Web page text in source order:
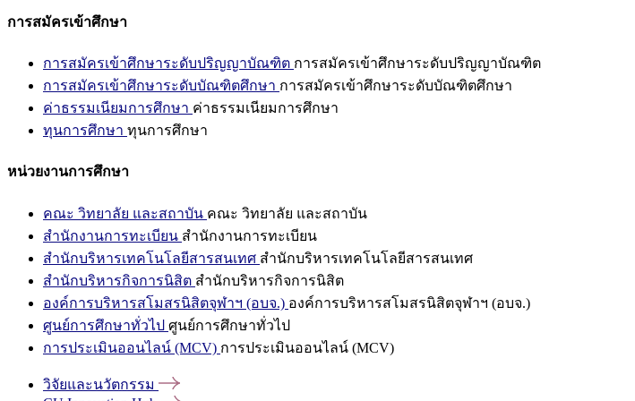
การสมัครเข้าศึกษา
การสมัครเข้าศึกษาระดับปริญญาบัณฑิต การสมัครเข้าศึกษาระดับปริญญาบัณฑิต
การสมัครเข้าศึกษาระดับบัณฑิตศึกษา การสมัครเข้าศึกษาระดับบัณฑิตศึกษา
ค่าธรรมเนียมการศึกษา ค่าธรรมเนียมการศึกษา
ทุนการศึกษา ทุนการศึกษา
หน่วยงานการศึกษา
คณะ วิทยาลัย และสถาบัน คณะ วิทยาลัย และสถาบัน
สำนักงานการทะเบียน สำนักงานการทะเบียน
สำนักบริหารเทคโนโลยีสารสนเทศ สำนักบริหารเทคโนโลยีสารสนเทศ
สำนักบริหารกิจการนิสิต สำนักบริหารกิจการนิสิต
องค์การบริหารสโมสรนิสิตจุฬาฯ (อบจ.) องค์การบริหารสโมสรนิสิตจุฬาฯ (อบจ.)
ศูนย์การศึกษาทั่วไป ศูนย์การศึกษาทั่วไป
การประเมินออนไลน์ (MCV) การประเมินออนไลน์ (MCV)
วิจัยและนวัตกรรม